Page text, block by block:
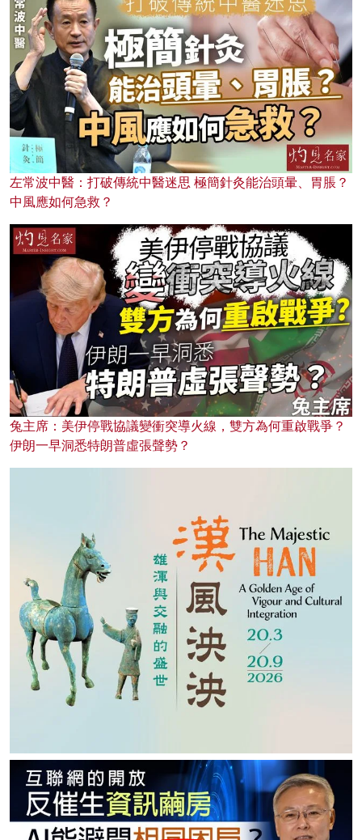
左常波中醫：打破傳統中醫迷思 極簡針灸能治頭暈、胃脹？
中風應如何急救？
兔主席：美伊停戰協議變衝突導火線，雙方為何重啟戰爭？
伊朗一早洞悉特朗普虛張聲勢？